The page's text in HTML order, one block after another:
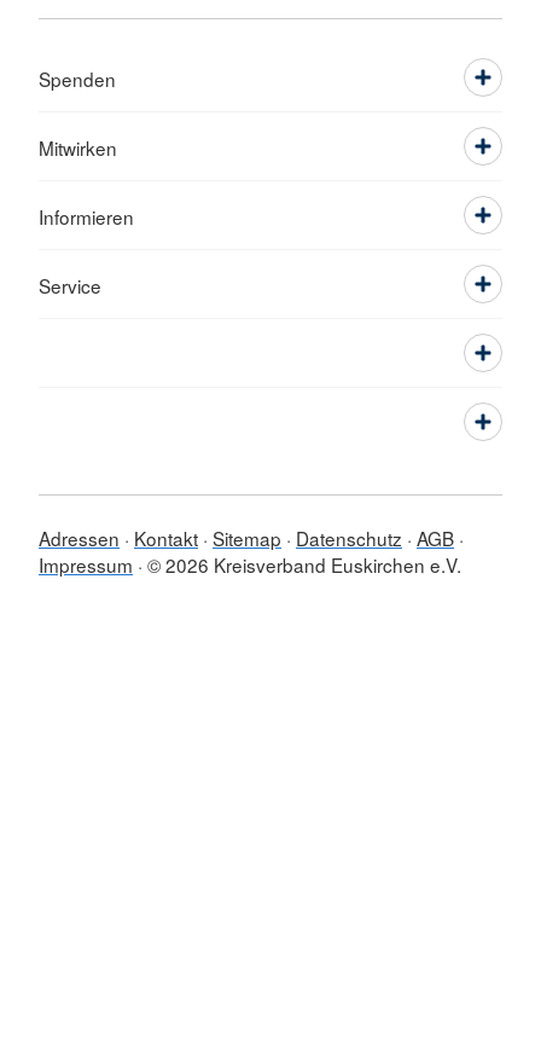
Spenden
Mitwirken
Informieren
Service
Adressen Kontakt Sitemap Datenschutz AGB
Impressum © 2026 Kreisverband Euskirchen e.V.